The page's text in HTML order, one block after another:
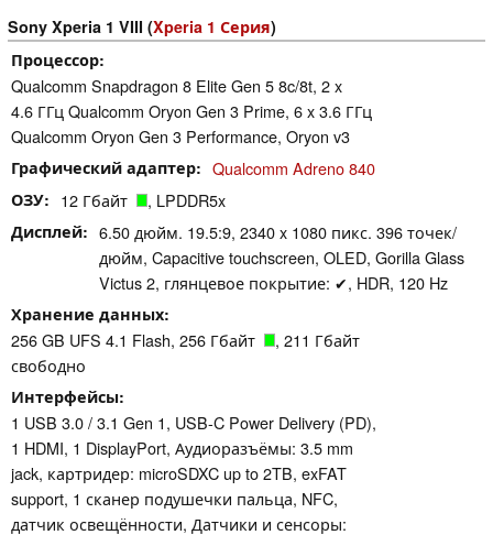
Sony Xperia 1 VIII (Xperia 1 Серия)
Процессор
Qualcomm Snapdragon 8 Elite Gen 5 8c/8t, 2 x
4.6 ГГц Qualcomm Oryon Gen 3 Prime, 6 x 3.6 ГГц
Qualcomm Oryon Gen 3 Performance, Oryon v3
Графический адаптер Qualcomm Adreno 840
ОЗУ 12 Гбайт , LPDDR5x
Дисплей
6.50 дюйм. 19.5:9, 2340 x 1080 пикс. 396 точек/
дюйм, Capacitive touchscreen, OLED, Gorilla Glass
Victus 2, глянцевое покрытие: ✔, HDR, 120 Hz
Хранение данных
256 GB UFS 4.1 Flash, 256 Гбайт
, 211 Гбайт
свободно
Интерфейсы
1 USB 3.0 / 3.1 Gen 1, USB-C Power Delivery (PD),
1 HDMI, 1 DisplayPort, Аудиоразъёмы: 3.5 mm
jack, картридер: microSDXC up to 2TB, exFAT
support, 1 сканер подушечки пальца, NFC,
датчик освещённости, Датчики и сенсоры: